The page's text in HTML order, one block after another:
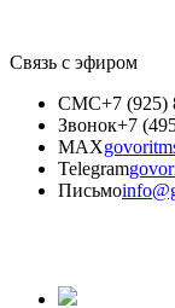
Связь с эфиром
СМС+7 (925)
Звонок+7
MAX
Telegram
Письмо